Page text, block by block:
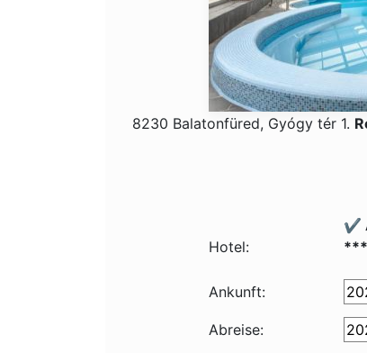
8230 Balatonfüred, Gyógy tér 1.
Hotel:
✔️
Ankunft:
Abreise: